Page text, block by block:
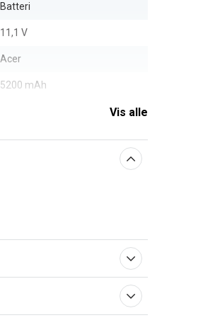
Batteri
11,1 V
Acer
5200 mAh
Vis alle